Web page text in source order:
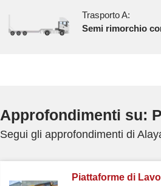
Trasporto A:
Semi rimorchio
Approfondimenti su:
Segui gli approfondimenti di
Piattaforme di